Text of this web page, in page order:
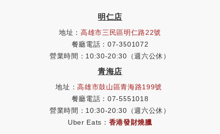
明仁店
地址： 高雄市三民區明仁路22號
餐廳電話：07-3501072
營業時間：10:30-20:30（週六公休）
青海店
地址：高雄市鼓山區青海路199號
餐廳電話：07-5551018
營業時間：10:30-20:30（週六公休）
Uber Eats： 香港發財燒臘